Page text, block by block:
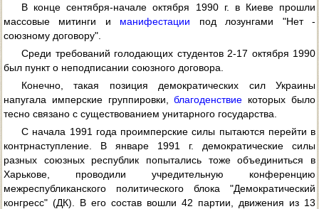
В конце сентября-начале октября 1990 г. в Киеве прошли
массовые митинги и манифестации под лозунгами "Нет -
союзному договору".
Среди требований голодающих студентов 2-17 октября 1990
был пункт о неподписании союзного договора.
Конечно, такая позиция демократических сил Украины
напугала имперские группировки,благоденствие которых было
тесно связано с существованием унитарного государства.
С начала 1991 года проимперские силы пытаются перейти в
контрнаступление. В январе 1991 г. демократические силы
разных союзных республик попытались тоже объединиться в
Харькове, проводили учредительную конференцию
межреспубликанского политического блока "Демократический
конгресс" (ДК). В его состав вошли 42 партии, движения из 13